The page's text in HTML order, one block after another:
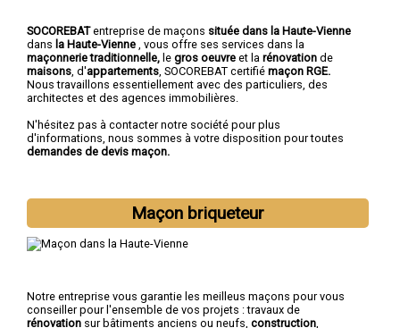
SOCOREBATentreprise de maçons située dans la Haute-Vienne
dans la Haute-Vienne , vous offre ses services dans la
maçonnerie traditionnelle, le gros oeuvre et la rénovation de
maisons , d'appartements , SOCOREBAT certifié maçon RGE.
Nous travaillons essentiellement avec des particuliers, des
architectes et des agences immobilières.
N'hésitez pas à contacter notre société pour plus
d'informations, nous sommes à votre disposition pour toutes
demandes de devis maçon.
Maçon briqueteur
Notre entreprise vous garantie les meilleus maçons pour vous
conseiller pour l'ensemble de vos projets : travaux de
rénovation sur bâtiments anciens ou neufs, construction